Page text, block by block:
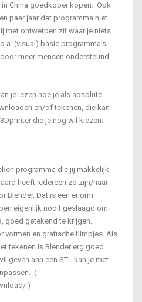
in China goedkoper kopen. Ook
paar jaar dat programma niet
met ontwerpen zit waar je niets
(visual) basic programma’s.
meer mensen ondersteund
je lezen hoe je als absolute
en/of tekenen, die kan
die je nog wil kiezen.
programma die jij makkelijk
heeft iedereen zo zijn/haar
Blender. Dat is een enorm
eigenlijk nooit geslaagd om
goed getekend te krijgen.
vormen en grafische filmpjes. Als
tekenen is Blender erg goed.
geven aan een STL kan je met
(
)